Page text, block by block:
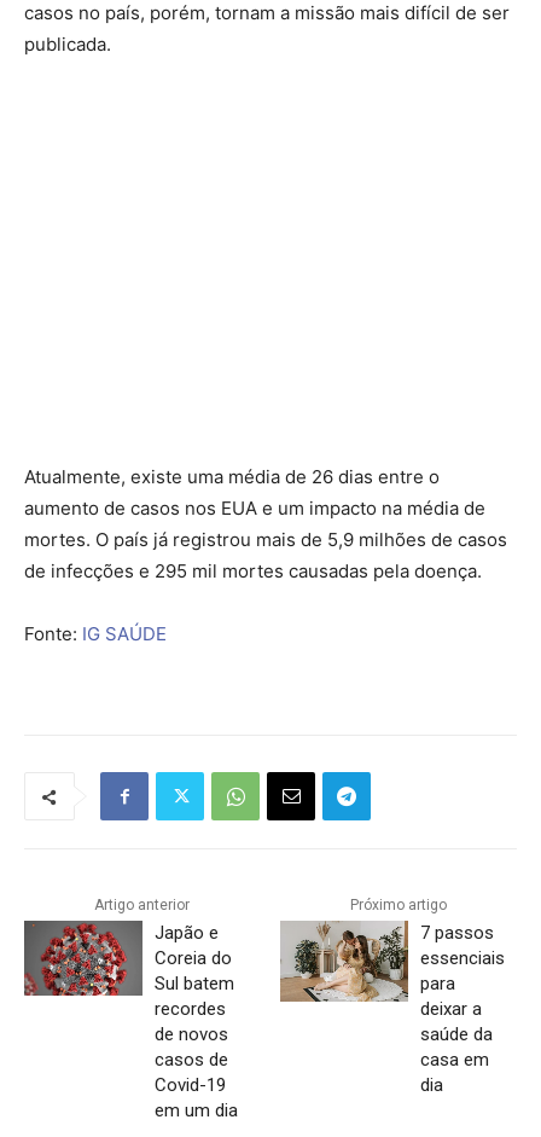
casos no país, porém, tornam a missão mais difícil de ser
publicada.
Atualmente, existe uma média de 26 dias entre o
aumento de casos nos EUA e um impacto na média de
mortes. O país já registrou mais de 5,9 milhões de casos
de infecções e 295 mil mortes causadas pela doença.
Fonte: IG SAÚDE
Artigo anterior
Japão e
Coreia do
Sul batem
recordes
de novos
casos de
Covid-19
em um dia
Próximo artigo
7 passos
essenciais
para
deixar a
saúde da
casa em
dia